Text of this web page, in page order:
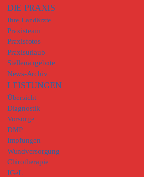
DIE PRAXIS
Ihre Landärzte
Praxisteam
Praxisfotos
Praxisurlaub
Stellenangebote
News-Archiv
LEISTUNGEN
Übersicht
Diagnostik
Vorsorge
DMP
Impfungen
Wundversorgung
Chirotherapie
IGeL